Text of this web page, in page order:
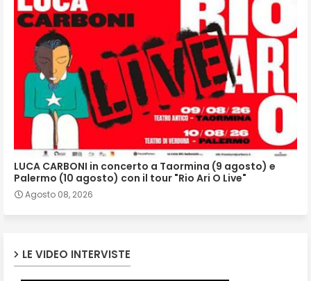
LUCA CARBONI in concerto a Taormina (9 agosto) e
Palermo (10 agosto) con il tour "Rio Ari O Live"
Agosto 08, 2026
LE VIDEO INTERVISTE